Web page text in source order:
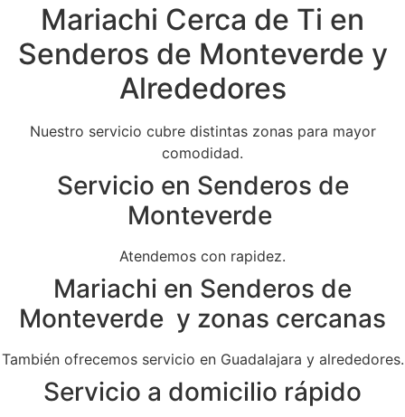
Mariachi Cerca de Ti en
Senderos de Monteverde y
Alrededores
Nuestro servicio cubre distintas zonas para mayor
comodidad.
Servicio en Senderos de
Monteverde
Atendemos con rapidez.
Mariachi en Senderos de
Monteverde y zonas cercanas
También ofrecemos servicio en Guadalajara y alrededores.
Servicio a domicilio rápido